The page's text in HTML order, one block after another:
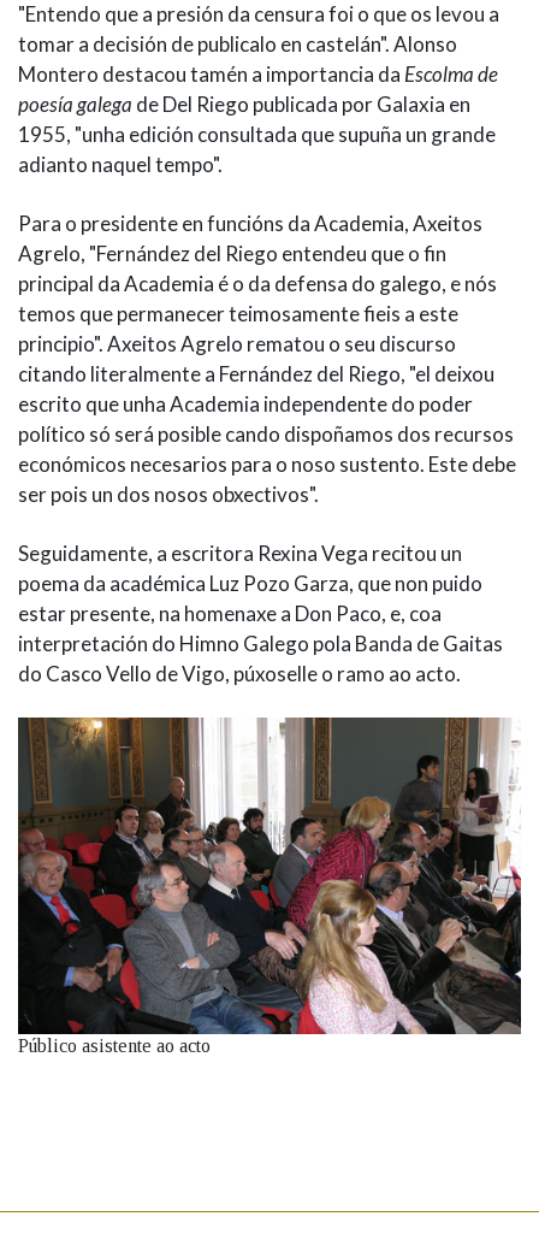
"Entendo que a presión da censura foi o que os levou a
tomar a decisión de publicalo en castelán". Alonso
Montero destacou tamén a importancia daEscolma de
poesía galega de Del Riego publicada por Galaxia en
1955, "unha edición consultada que supuña un grande
adianto naquel tempo".
Para o presidente en funcións da Academia, Axeitos
Agrelo, "Fernández del Riego entendeu que o fin
principal da Academia é o da defensa do galego, e nós
temos que permanecer teimosamente fieis a este
principio". Axeitos Agrelo rematou o seu discurso
citando literalmente a Fernández del Riego, "el deixou
escrito que unha Academia independente do poder
político só será posible cando dispoñamos dos recursos
económicos necesarios para o noso sustento. Este debe
ser pois un dos nosos obxectivos".
Seguidamente, a escritora Rexina Vega recitou un
poema da académica Luz Pozo Garza, que non puido
estar presente, na homenaxe a Don Paco, e, coa
interpretación do Himno Galego pola Banda de Gaitas
do Casco Vello de Vigo, púxoselle o ramo ao acto.
Público asistente ao acto